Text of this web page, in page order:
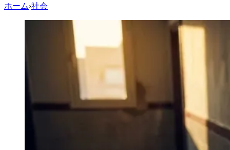
ホーム›社会